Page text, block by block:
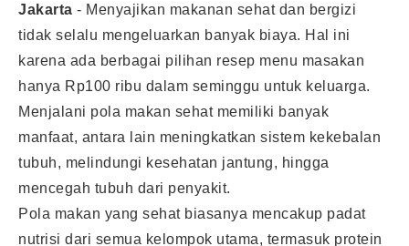
Jakarta - Menyajikan makanan sehat dan bergizi
tidak selalu mengeluarkan banyak biaya. Hal ini
karena ada berbagai pilihan resep menu masakan
hanya Rp100 ribu dalam seminggu untuk keluarga.
Menjalani pola makan sehat memiliki banyak
manfaat, antara lain meningkatkan sistem kekebalan
tubuh, melindungi kesehatan jantung, hingga
mencegah tubuh dari penyakit.
Pola makan yang sehat biasanya mencakup padat
nutrisi dari semua kelompok utama, termasuk protein